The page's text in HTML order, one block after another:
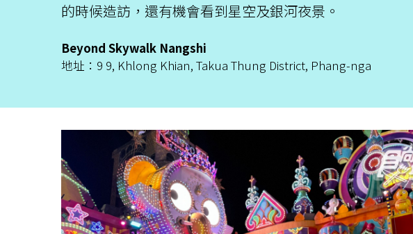
的時候造訪，還有機會看到星空及銀河夜景。
Beyond Skywalk Nangshi
地址：9 9, Khlong Khian, Takua Thung District, Phang-nga